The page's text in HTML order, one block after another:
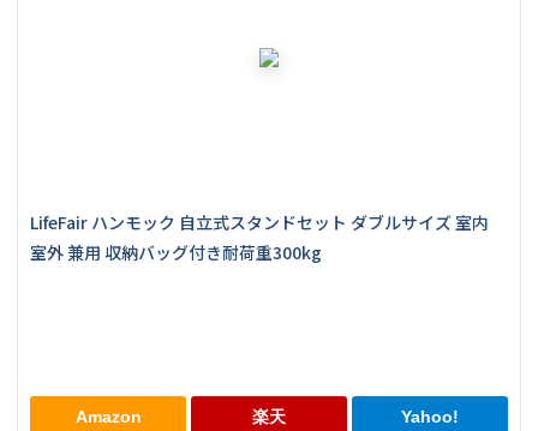
LifeFair ハンモック 自立式スタンドセット ダブルサイズ 室内
室外 兼用 収納バッグ付き耐荷重300kg
Amazon 楽天 Yahoo!